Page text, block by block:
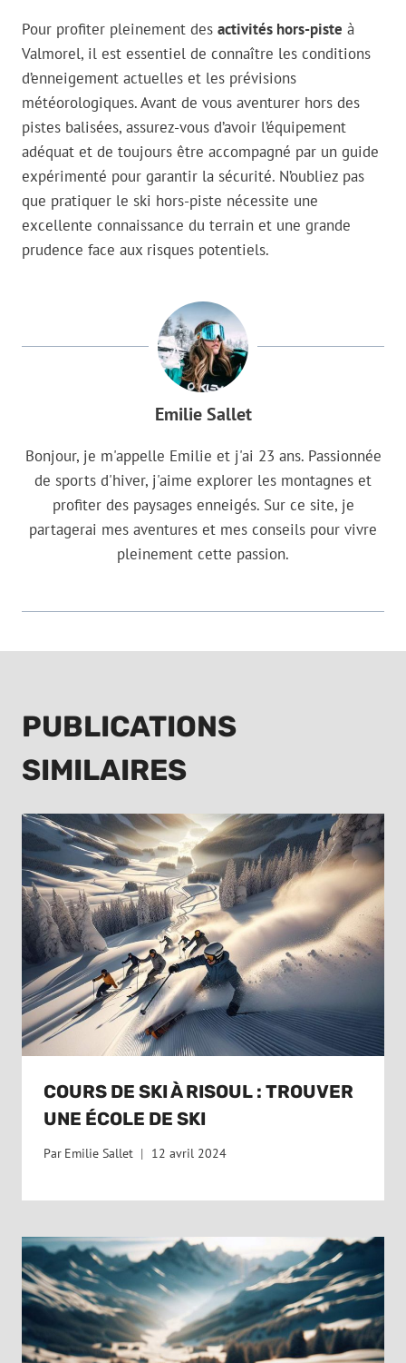
Pour profiter pleinement des activités hors-piste à
Valmorel, il est essentiel de connaître les conditions
d’enneigement actuelles et les prévisions
météorologiques. Avant de vous aventurer hors des
pistes balisées, assurez-vous d’avoir l’équipement
adéquat et de toujours être accompagné par un guide
expérimenté pour garantir la sécurité. N’oubliez pas
que pratiquer le ski hors-piste nécessite une
excellente connaissance du terrain et une grande
prudence face aux risques potentiels.
Emilie Sallet
Bonjour, je m'appelle Emilie et j'ai 23 ans. Passionnée
de sports d'hiver, j'aime explorer les montagnes et
profiter des paysages enneigés. Sur ce site, je
partagerai mes aventures et mes conseils pour vivre
pleinement cette passion.
PUBLICATIONS
SIMILAIRES
COURS DE SKI À RISOUL : TROUVER
UNE ÉCOLE DE SKI
Par Emilie Sallet 12 avril 2024